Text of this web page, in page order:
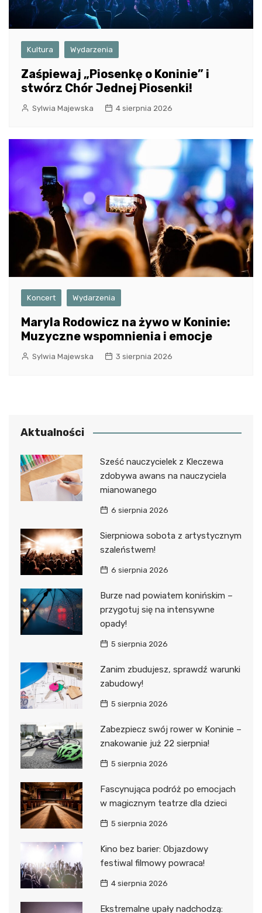
Kultura Wydarzenia
Zaśpiewaj „Piosenkę o Koninie” i
stwórz Chór Jednej Piosenki!
Sylwia Majewska 4 sierpnia 2026
Koncert Wydarzenia
Maryla Rodowicz na żywo w Koninie:
Muzyczne wspomnienia i emocje
Sylwia Majewska 3 sierpnia 2026
Aktualności
Sześć nauczycielek z Kleczewa
zdobywa awans na nauczyciela
mianowanego
6 sierpnia 2026
Sierpniowa sobota z artystycznym
szaleństwem!
6 sierpnia 2026
Burze nad powiatem konińskim –
przygotuj się na intensywne
opady!
5 sierpnia 2026
Zanim zbudujesz, sprawdź warunki
zabudowy!
5 sierpnia 2026
Zabezpiecz swój rower w Koninie –
znakowanie już 22 sierpnia!
5 sierpnia 2026
Fascynująca podróż po emocjach
w magicznym teatrze dla dzieci
5 sierpnia 2026
Kino bez barier: Objazdowy
festiwal filmowy powraca!
4 sierpnia 2026
Ekstremalne upały nadchodzą: